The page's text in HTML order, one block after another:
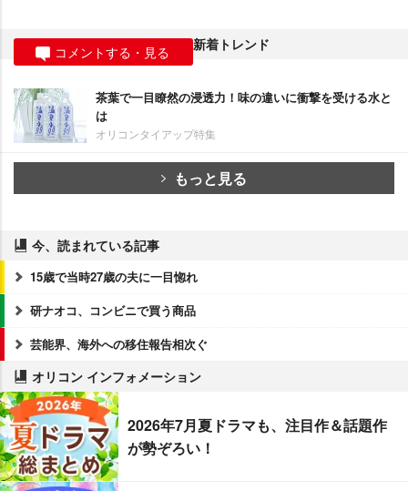
コメントする・見る 新着トレンド
茶葉で一目瞭然の浸透力！味の違いに衝撃を受ける水と
は
オリコンタイアップ特集
もっと見る
今、読まれている記事
15歳で当時27歳の夫に一目惚れ
研ナオコ、コンビニで買う商品
芸能界、海外への移住報告相次ぐ
オリコン インフォメーション
2026年7月夏ドラマも、注目作＆話題作
が勢ぞろい！